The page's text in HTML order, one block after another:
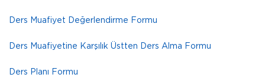
Ders Muafiyet Değerlendirme Formu
Ders Muafiyetine Karşılık Üstten Ders Alma Formu
Ders Planı Formu